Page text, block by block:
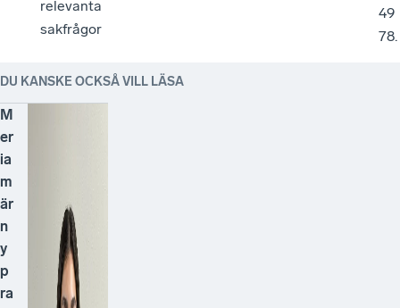
relevanta
sakfrågor
49
78.
DU KANSKE OCKSÅ VILL LÄSA
M
er
ia
m
är
n
y
p
ra